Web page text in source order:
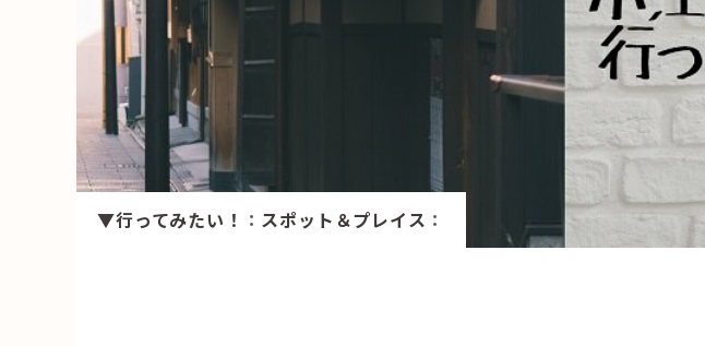
「モノ」
リノベ事例
「ひと」
▼行ってみたい！ ： スポット＆プレイス ：